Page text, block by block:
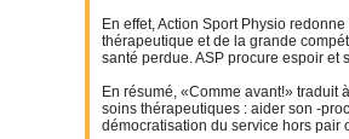
En effet, Action Sport Physio
thérapeutique et de la grande
santé perdue. ASP procure espoir et
En résumé, «Comme avant!» traduit
soins thérapeutiques : aider son -
démocratisation du service hors pair